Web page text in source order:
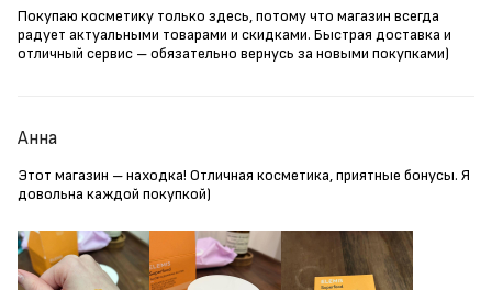
Покупаю косметику только здесь, потому что магазин всегда
радует актуальными товарами и скидками. Быстрая доставка и
отличный сервис – обязательно вернусь за новыми покупками)
Анна
Этот магазин – находка! Отличная косметика, приятные бонусы. Я
довольна каждой покупкой)